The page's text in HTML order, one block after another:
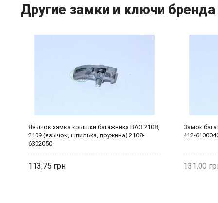
Другие замки и ключи
Язычок замка крышки багажника ВАЗ 2108,
2109 (язычок, шпилька, пружина) 2108-
6302050
113,75
Замок
412-
131,00